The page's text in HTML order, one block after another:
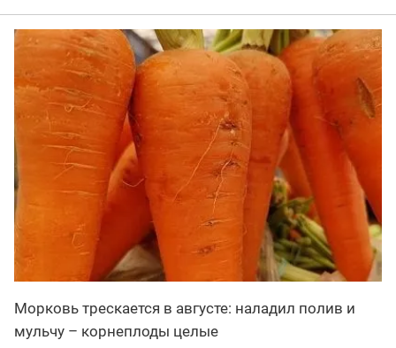
Морковь трескается в августе: наладил полив и
мульчу – корнеплоды целые